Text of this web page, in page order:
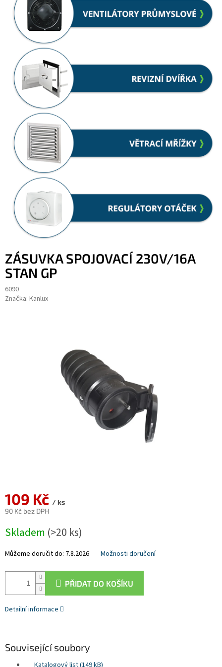
ZÁSUVKA SPOJOVACÍ 230V/16A
STAN GP
6090
Značka: Kanlux
109 Kč / ks
90 Kč bez DPH
cena:
Skladem (>20 ks)
Můžeme doručit do: 7.8.2026 Možnosti doručení
PŘIDAT DO KOŠÍKU
Detailní informace
Související soubory